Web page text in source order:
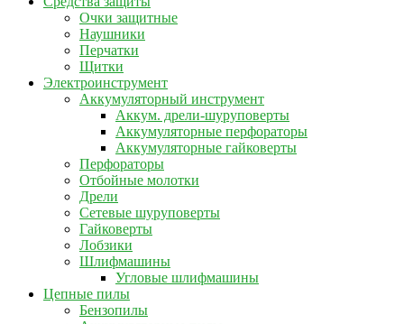
Очки защитные
Наушники
Перчатки
Щитки
Электроинструмент
Аккумуляторный инструмент
Аккум. дрели-шуруповерты
Аккумуляторные перфораторы
Аккумуляторные гайковерты
Перфораторы
Отбойные молотки
Дрели
Сетевые шуруповерты
Гайковерты
Лобзики
Шлифмашины
Угловые шлифмашины
Цепные пилы
Бензопилы